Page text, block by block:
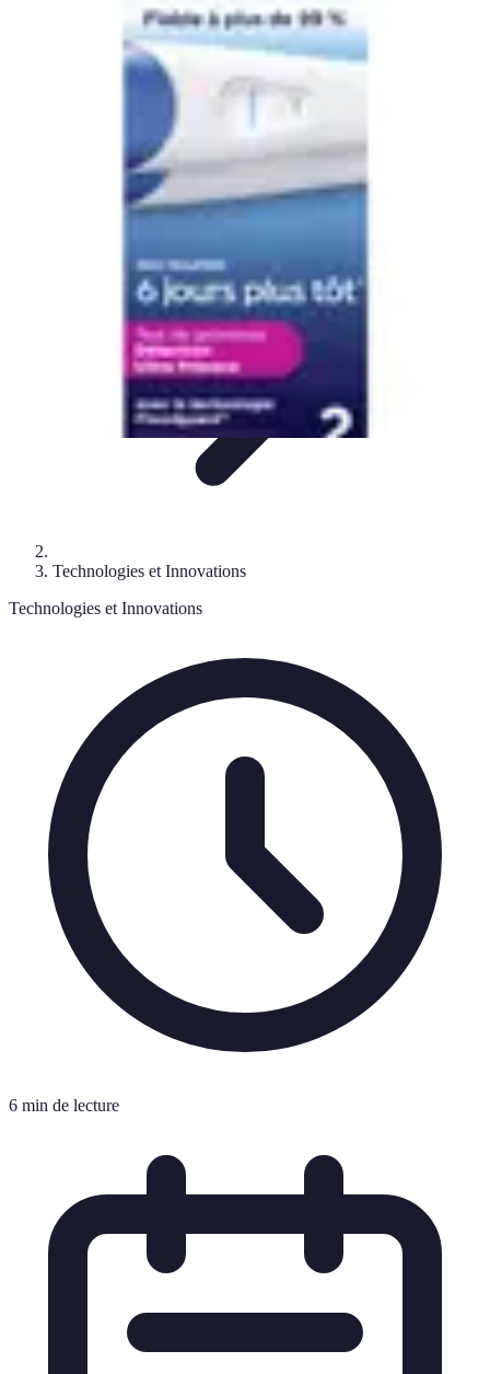
MaintenanceInnovations en irrigationInstallation et
Entretien et Maintenance
Technologies et Innovations
Technologies et Innovations
6 min de lecture